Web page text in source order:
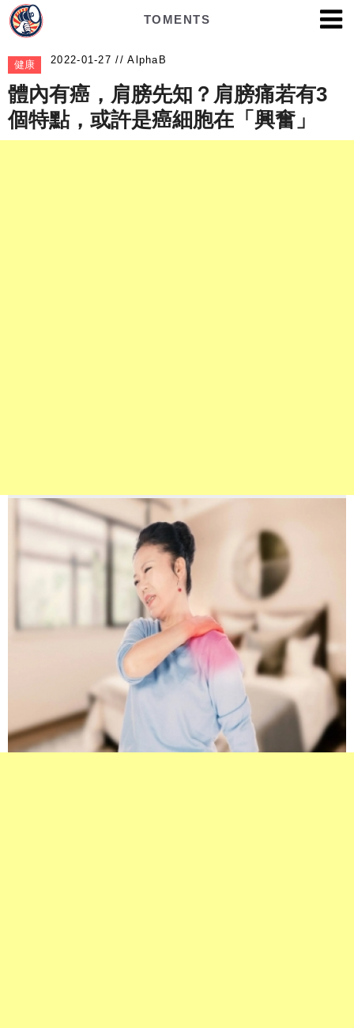
TOMENTS
健康 AlphaB
體內有癌，肩膀先知？肩膀痛若有3
個特點，或許是癌細胞在「興奮」